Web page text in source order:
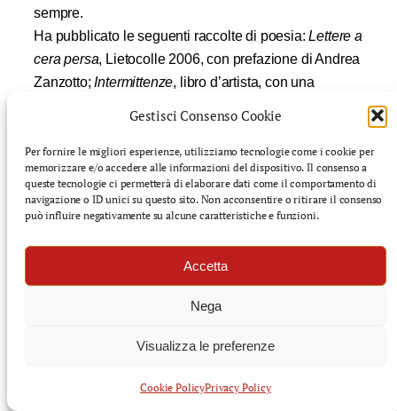
Gestisci Consenso Cookie
Per fornire le migliori esperienze, utilizziamo tecnologie come i cookie per
memorizzare e/o accedere alle informazioni del dispositivo. Il consenso a
queste tecnologie ci permetterà di elaborare dati come il comportamento di
navigazione o ID unici su questo sito. Non acconsentire o ritirare il consenso
può influire negativamente su alcune caratteristiche e funzioni.
Accetta
Nega
Visualizza le preferenze
Cookie PolicyPrivacy Policy
sempre.
Ha pubblicato le seguenti raccolte di poesia:Lettere a
cera persa, Lietocolle 2006, con prefazione di Andrea
Zanzotto;Intermittenze, libro d’artista, con una
Elio Grasso;Nodi parlati, Nem 2019, traduzione
inglese di Patrick Williamson.
Nel 2019 è uscito per i tipi della casa editrice El
squero, il libro per bambini “Sos Venezia e la laguna,
filastrocche di Otto il bassotto”, illustrato dai ragazzi
partecipanti all’atelier di disegno e pittura della
Fondazione Martin Egge Onlus, condotto da Chiara
Mangiarotti e Cristiano Vettore.